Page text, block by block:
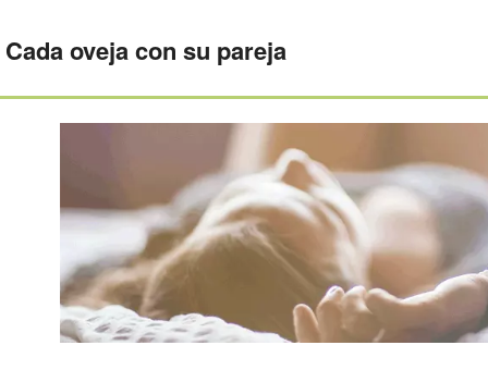
Cada oveja con su pareja